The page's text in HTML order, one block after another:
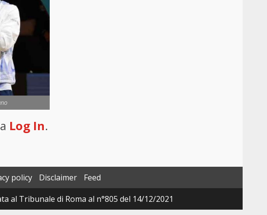
Log In.
policy Disclaimer
Feed
al Tribunale di Roma al n°805 del 14/12/2021